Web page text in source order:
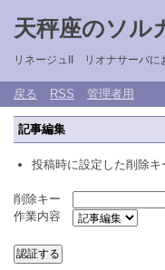
天秤座のソル
リネージュII リオナサーバに
戻る RSS 管理者用
記事編集
投稿時に設定した削除キ
削除キー
作業内容